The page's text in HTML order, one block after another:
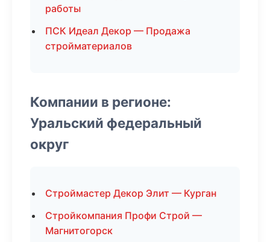
работы
ПСК Идеал Декор — Продажа
стройматериалов
Компании в регионе:
Уральский федеральный
округ
Строймастер Декор Элит — Курган
Стройкомпания Профи Строй —
Магнитогорск